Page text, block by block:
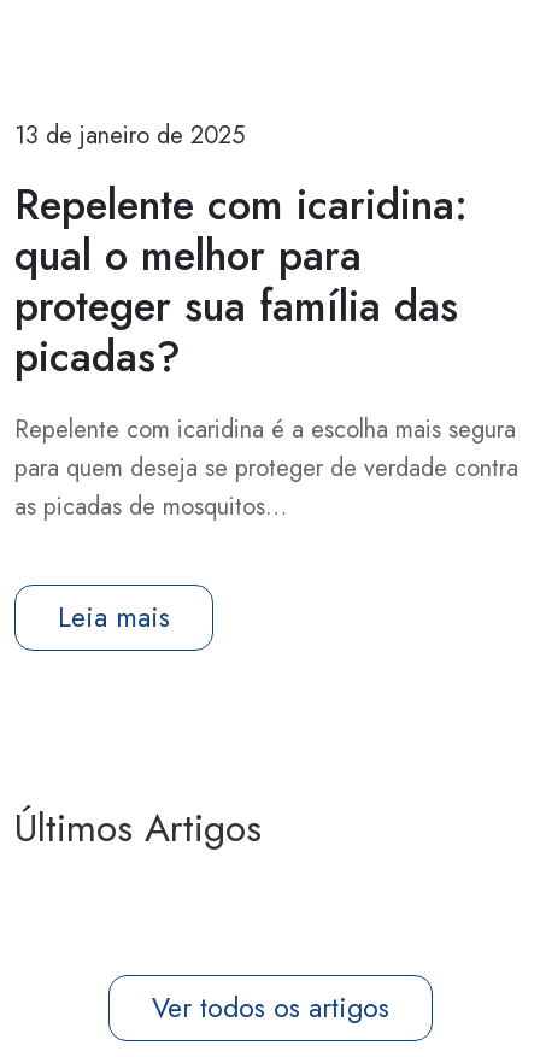
13 de janeiro de 2025
Repelente com icaridina:
qual o melhor para
proteger sua família das
picadas?
Repelente com icaridina é a escolha mais segura
para quem deseja se proteger de verdade contra
as picadas de mosquitos…
Leia mais
Últimos Artigos
Ver todos os artigos